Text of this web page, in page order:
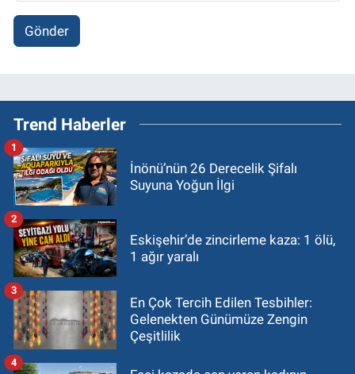
Gönder
Trend Haberler
İnönü’nün 26 Derecelik Şifalı
Suyuna Yoğun İlgi
1
Eskişehir’de zincirleme kaza: 1 ölü,
1 ağır yaralı
2
En Çok Tercih Edilen Tesbihler:
Gelenekten Günümüze Zengin
Çeşitlilik
3
4